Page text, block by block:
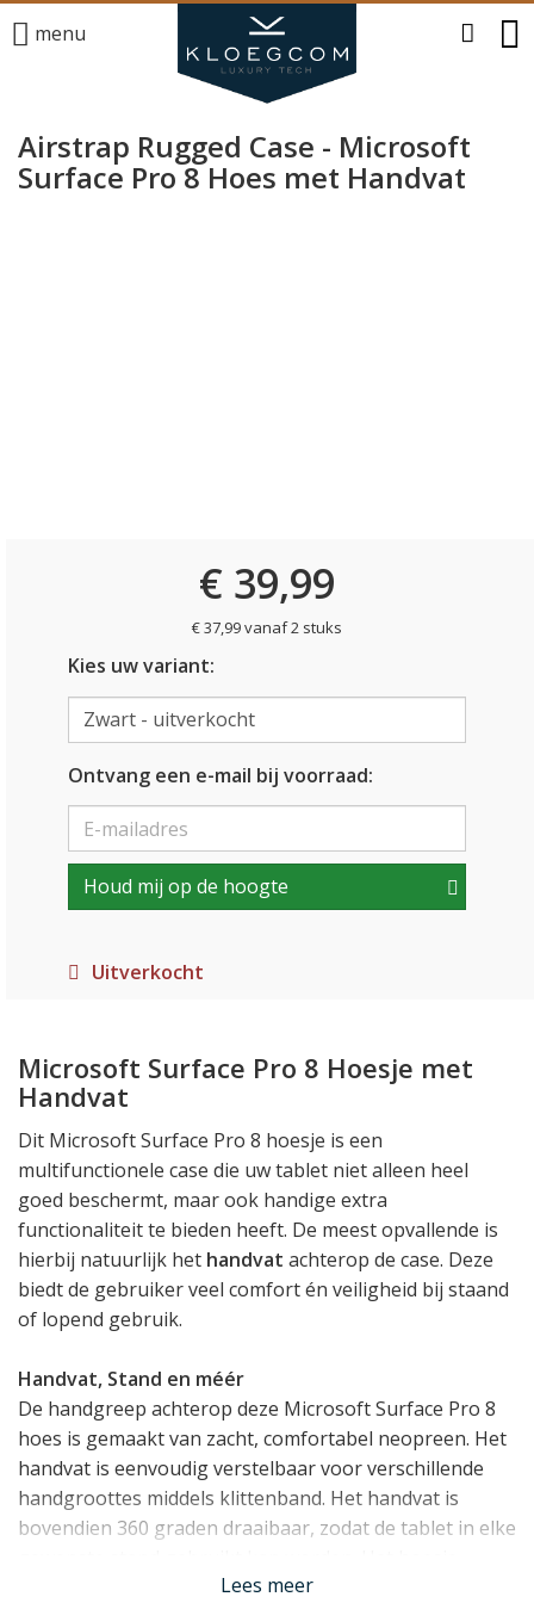
menu
Airstrap Rugged Case - Microsoft
Surface Pro 8 Hoes met Handvat
€ 39,99
€ 37,99 vanaf 2 stuks
Kies uw variant:
Ontvang een e-mail bij voorraad:
Houd mij op de hoogte
Uitverkocht
Microsoft Surface Pro 8 Hoesje met
Handvat
Dit Microsoft Surface Pro 8 hoesje is een
multifunctionele case die uw tablet niet alleen heel
goed beschermt, maar ook handige extra
functionaliteit te bieden heeft. De meest opvallende is
hierbij natuurlijk het handvat achterop de case. Deze
biedt de gebruiker veel comfort én veiligheid bij staand
of lopend gebruik.
Handvat, Stand en méér
De handgreep achterop deze Microsoft Surface Pro 8
hoes is gemaakt van zacht, comfortabel neopreen. Het
handvat is eenvoudig verstelbaar voor verschillende
handgroottes middels klittenband. Het handvat is
bovendien 360 graden draaibaar, zodat de tablet in elke
beschikt daarnaast over een uitklapbare stand
Lees meer